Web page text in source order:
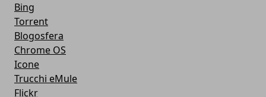
Bing
Torrent
Blogosfera
Chrome OS
Icone
Trucchi eMule
Flickr